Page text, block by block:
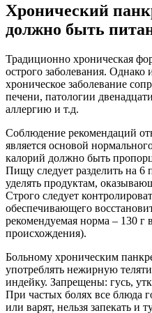
Хронический
должно быть
Традиционно хроническая
острого заболевания. Однако
хроническое заболевание
печени, патологии
аллергию и т.д.
Соблюдение рекомендаций
является основой
калорий должно быть
Пищу следует разделить на 6
уделять продуктам,
Строго следует
обеспечивающего
рекомендуемая норма – 130 г
происхождения).
Больному хроническим
употреблять нежирную
индейку. Запрещены: гусь,
При частых болях все блюда
или варят, нельзя запекать и